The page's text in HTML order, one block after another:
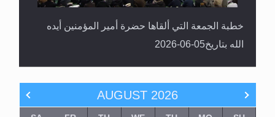
خطبة الجمعة التي ألقاها حضرة أمير المؤمنين أيده
الله بتاريخ05-06-2026
AUGUST 2026